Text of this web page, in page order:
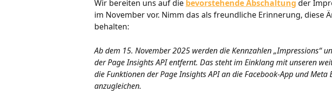
Wir bereiten uns auf die bevorstehende Abschaltung der
im November vor. Nimm das als freundliche Erinnerung, diese
behalten:
Ab dem 15. November 2025 werden die Kennzahlen „Impressions“
der Page Insights API entfernt. Das steht im Einklang mit unseren
die Funktionen der Page Insights API an die Facebook-App und Meta
anzugleichen.